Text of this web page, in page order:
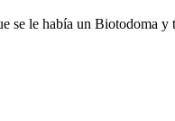
le había un Biotodoma y